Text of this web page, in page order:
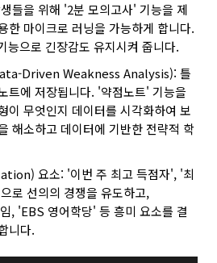
들을 위해 '2분 모의고사' 기능을 제
한 마이크로 러닝을 가능하게 합니다.
능으로 긴장감도 유지시켜 줍니다.
Driven Weakness Analysis): 틀
트에 저장됩니다. '약점노트' 기능을
이 무엇인지 데이터를 시각화하여 보
해소하고 데이터에 기반한 전략적 학
요소: '이번 주 최고 득점자', '최
로 선의의 경쟁을 유도하고,
, 'EBS 영어학당' 등 흥미 요소를 결
니다.